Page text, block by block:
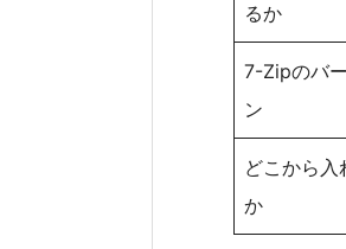
るか
7-Zipのバ
ン
どこから入
か